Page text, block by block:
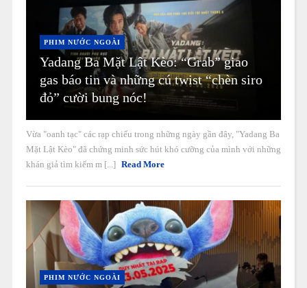
PHIM NƯỚC NGOÀI
Yadang Ba Mặt Lật Kèo: “Grab” giao
gas báo tin và những cú twist “chèn siro
đỏ” cười bung nóc!
Vừa "oanh tạc" các rạp chiếu trong những ngày gần đây, "Yadang Ba
Mặt Lật Kèo" đã chứng minh sức hút khó cưỡng của mình với những
khán giả tìm kiếm m [...] Read More
PHIM NƯỚC NGOÀI